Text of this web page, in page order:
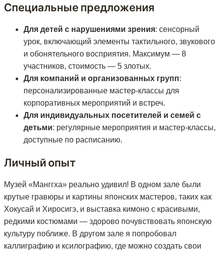
Специальные предложения
Для детей с нарушениями зрения: сенсорный
урок, включающий элементы тактильного, звукового
и обонятельного восприятия. Максимум — 8
участников, стоимость — 5 злотых.
Для компаний и организованных групп:
персонализированные мастер-классы для
корпоративных мероприятий и встреч.
Для индивидуальных посетителей и семей с
детьми: регулярные мероприятия и мастер-классы,
доступные по расписанию.
Личный опыт
Музей «Манггха» реально удивил! В одном зале были
крутые гравюры и картины японских мастеров, таких как
Хокусай и Хиросигэ, и выставка кимоно с красивыми,
редкими костюмами — здорово почувствовать японскую
культуру поближе. В другом зале я попробовал
каллиграфию и ксилографию, где можно создать свои